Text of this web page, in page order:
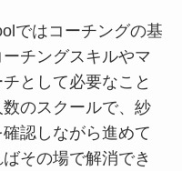
ではコーチングの基
チングスキルやマ
として必要なこと
のスクールで、紗
認しながら進めて
その場で解消でき